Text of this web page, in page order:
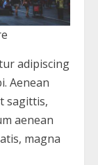
adipiscing
Aenean
sagittis,
aenean
magna